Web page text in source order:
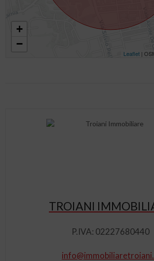
+
−
Leaflet|
TROIANI
P.IVA: 02227680440